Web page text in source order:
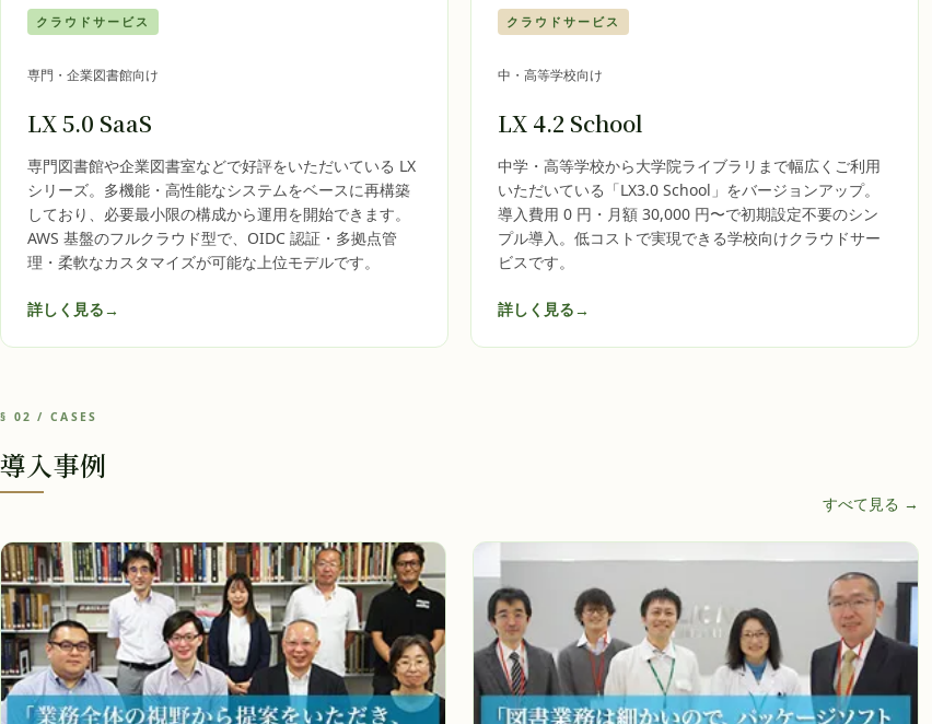
クラウドサービス
専門・企業図書館向け
LX 5.0 SaaS
専門図書館や企業図書室などで好評をいただいている LX
シリーズ。多機能・高性能なシステムをベースに再構築
しており、必要最小限の構成から運用を開始できます。
AWS 基盤のフルクラウド型で、OIDC 認証・多拠点管
理・柔軟なカスタマイズが可能な上位モデルです。
詳しく見る→
クラウドサービス
中・高等学校向け
LX 4.2 School
中学・高等学校から大学院ライブラリまで幅広くご利用
いただいている「LX3.0 School」をバージョンアップ。
導入費用 0 円・月額 30,000 円〜で初期設定不要のシン
プル導入。低コストで実現できる学校向けクラウドサー
ビスです。
詳しく見る→
§ 02 / CASES
導入事例
すべて見る →